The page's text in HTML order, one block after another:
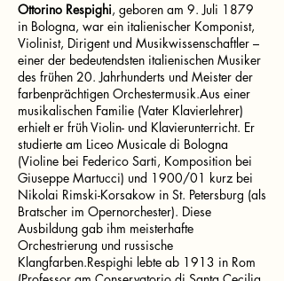
Ottorino Respighi, geboren am 9. Juli 1879
in Bologna, war ein italienischer Komponist,
Violinist, Dirigent und Musikwissenschaftler –
einer der bedeutendsten italienischen Musiker
des frühen 20. Jahrhunderts und Meister der
farbenprächtigen Orchestermusik.Aus einer
musikalischen Familie (Vater Klavierlehrer)
erhielt er früh Violin- und Klavierunterricht. Er
studierte am Liceo Musicale di Bologna
(Violine bei Federico Sarti, Komposition bei
Giuseppe Martucci) und 1900/01 kurz bei
Nikolai Rimski-Korsakow in St. Petersburg (als
Bratscher im Opernorchester). Diese
Ausbildung gab ihm meisterhafte
Orchestrierung und russische
Klangfarben.Respighi lebte ab 1913 in Rom